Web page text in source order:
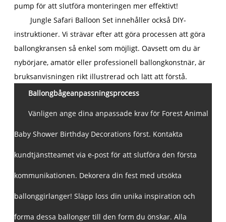
pump för att slutföra monteringen mer effektivt!
Jungle Safari Balloon Set innehåller också DIY-
instruktioner. Vi strävar efter att göra processen att göra
ballongkransen så enkel som möjligt. Oavsett om du är
nybörjare, amatör eller professionell ballongkonstnär, är
bruksanvisningen rikt illustrerad och lätt att förstå.
Ballongbågeanpassningsprocess
Vänligen ange dina anpassade krav för Forest Animal
Baby Shower Birthday Decorations först. Kontakta
kundtjänstteamet via e-post för att slutföra den första
kommunikationen. Dekorera din fest med utsökta
ballonggirlanger! Släpp loss din unika inspiration och
forma dessa ballonger till den form du önskar. Alla